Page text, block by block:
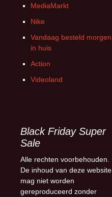
MediaMarkt
Nike
Vandaag besteld morgen
in huis
Action
Videoland
Black Friday Super
Sale
Alle rechten voorbehouden.
De inhoud van deze website
mag niet worden
gereproduceerd zonder